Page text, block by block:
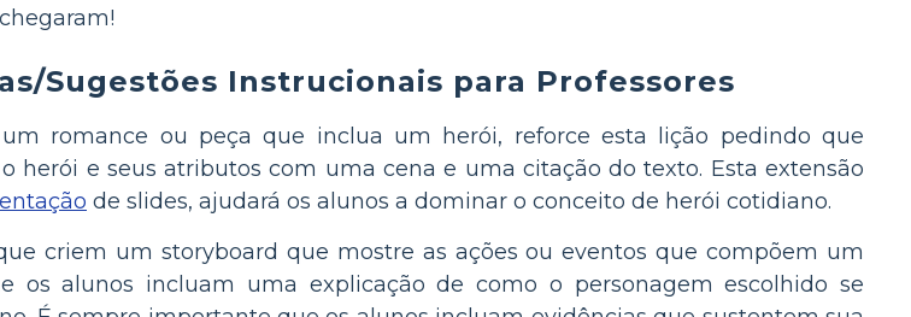
Sugestões Instrucionais para Professores
romance ou peça que inclua um herói, reforce esta lição pedindo que
herói e seus atributos com uma cena e uma citação do texto. Esta extensão
de slides, ajudará os alunos a dominar o conceito de herói cotidiano.
criem um storyboard que mostre as ações ou eventos que compõem um
os alunos incluam uma explicação de como o personagem escolhido se